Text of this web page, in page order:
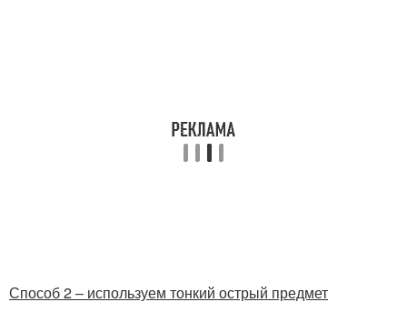
Способ 2 – используем тонкий острый предмет